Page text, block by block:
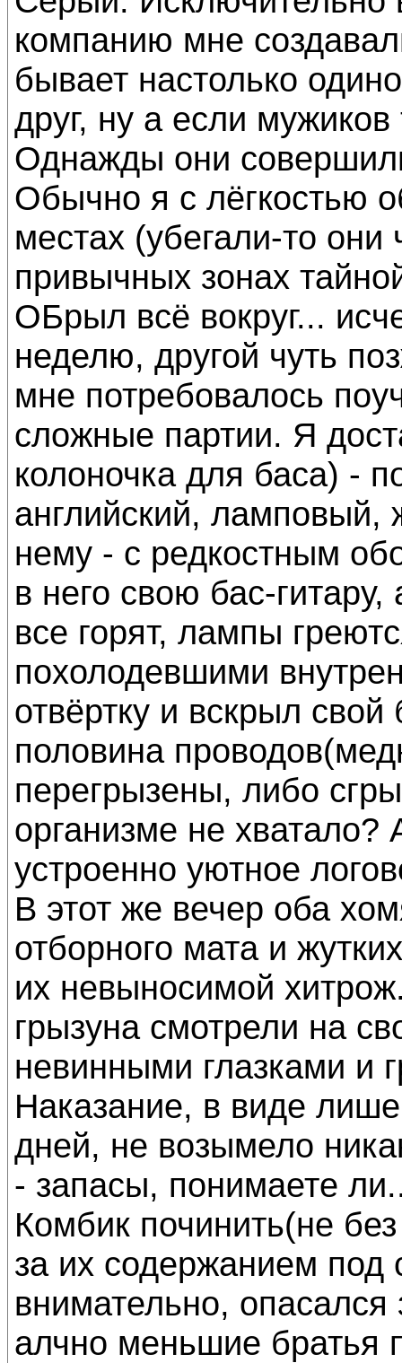
компанию мне
бывает настолько
друг, ну а если мужиков
Однажды они
Обычно я с лёгкостью
местах (убегали-то они
привычных зонах
ОБрыл всё вокруг...
неделю, другой чуть
мне потребовалось
сложные партии. Я
колоночка для баса) -
английский, ламповый,
нему - с редкостным
в него свою бас-
все горят, лампы
похолодевшими
отвёртку и вскрыл
половина
перегрызены, либо
организме не
устроенно уютное
В этот же вечер оба
отборного мата и
их невыносимой
грызуна смотрели на
невинными глазками и
Наказание, в виде
дней, не возымело
- запасы, понимаете
Комбик починить(не
за их содержанием под
внимательно, опасался
алчно меньшие братья